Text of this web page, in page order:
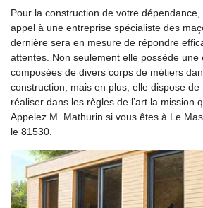
Pour la construction de votre
appel à une entreprise spécialiste des
dernière sera en mesure de répondre
attentes. Non seulement elle possède une
composées de divers corps de métiers
construction, mais en plus, elle dispose
réaliser dans les règles de l’art la mission
Appelez M. Mathurin si vous êtes à Le
le 81530.